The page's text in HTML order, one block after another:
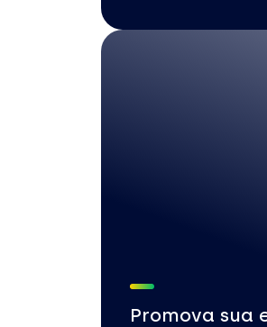
Promova sua